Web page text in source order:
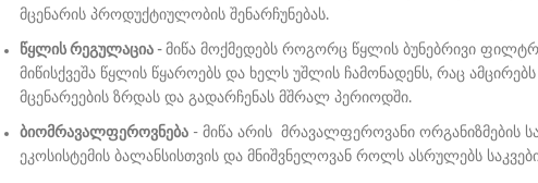
მცენარის პროდუქტიულობის შენარჩუნებას.
წყლის რეგულაცია - მიწა მოქმედებს როგორც წყლის ბუნებრივი
მიწისქვეშა წყლის წყაროებს და ხელს უშლის ჩამონადენს, რაც
მცენარეების ზრდას და გადარჩენას მშრალ პერიოდში.
ბიომრავალფეროვნება - მიწა არის მრავალფეროვანი ორგანიზმების
ეკოსისტემის ბალანსისთვის და მნიშვნელოვან როლს ასრულებს